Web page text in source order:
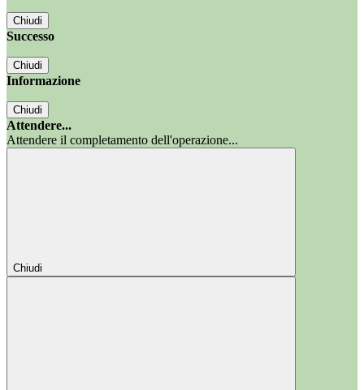
Chiudi
Successo
Chiudi
Informazione
Chiudi
Attendere...
Attendere il completamento dell'operazione...
Chiudi